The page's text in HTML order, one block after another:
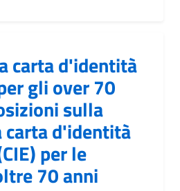
carta d'identità
gli over 70
sulla
carta d'identità
per le
70 anni